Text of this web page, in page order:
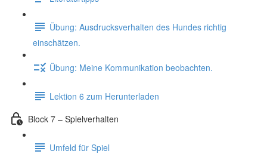
Übung: Ausdrucksverhalten des Hundes richtig
einschätzen.
Übung: Meine Kommunikation beobachten.
Lektion 6 zum Herunterladen
Block 7 – Spielverhalten
Umfeld für Spiel